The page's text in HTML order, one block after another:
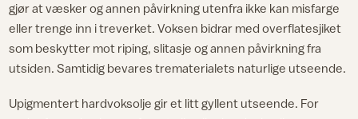
gjør at væsker og annen påvirkning utenfra ikke kan misfarge
eller trenge inn i treverket. Voksen bidrar med overflatesjiket
som beskytter mot riping, slitasje og annen påvirkning fra
utsiden. Samtidig bevares trematerialets naturlige utseende.
Upigmentert hardvoksolje gir et litt gyllent utseende. For